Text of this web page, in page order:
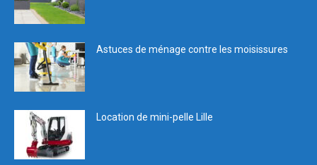
Astuces de ménage contre les moisissures
Location de mini-pelle Lille